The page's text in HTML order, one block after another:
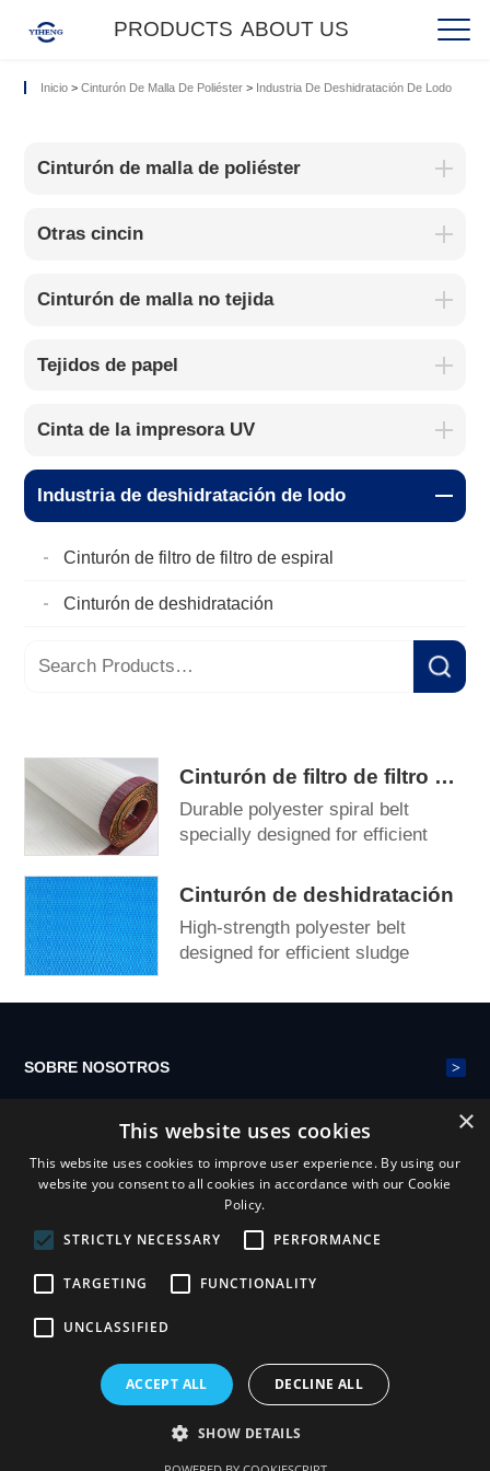
PRODUCTS ABOUT US
Inicio> Cinturón De Malla De Poliéster> Industria De Deshidratación De Lodo
Cinturón de malla de poliéster
Otras cincin
Cinturón de malla no tejida
Tejidos de papel
Cinta de la impresora UV
Industria de deshidratación de lodo
Cinturón de filtro de filtro de espiral
Cinturón de deshidratación
Cinturón de filtro de filtro de espiral
Durable polyester spiral belt
specially designed for efficient
excellent drainage,...
Cinturón de deshidratación
High-strength polyester belt
designed for efficient sludge
water permeability, ...
SOBRE NOSOTROS >
CINTURÓN DE MALLA DE POLIÉSTER
Henan Yiheng Mesh Belt Industry Co.,ltd
Declaración de privacidad
×
This website uses cookies
This website uses cookies to improve user experience. By using our
website you consent to all cookies in accordance with our Cookie
Policy.
STRICTLY NECESSARY
PERFORMANCE
TARGETING FUNCTIONALITY
UNCLASSIFIED
ACCEPT ALL DECLINE ALL
SHOW DETAILS